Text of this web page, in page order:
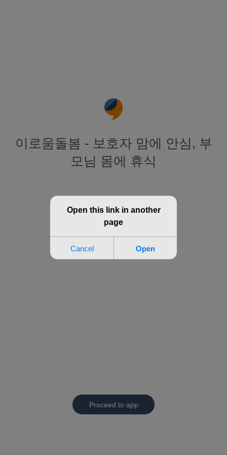
이로움돌봄 - 보호자 맘에 안심, 부
모님 몸에 휴식
Proceed to app